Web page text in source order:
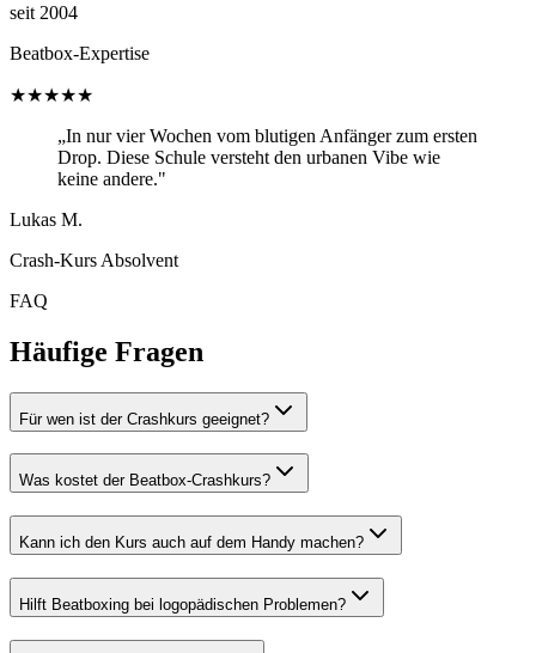
seit 2004
Beatbox-Expertise
★★★★★
„In nur vier Wochen vom blutigen Anfänger zum ersten
Drop. Diese Schule versteht den urbanen Vibe wie
keine andere."
Lukas M.
Crash-Kurs Absolvent
FAQ
Häufige Fragen
Für wen ist der Crashkurs geeignet?
Was kostet der Beatbox-Crashkurs?
Kann ich den Kurs auch auf dem Handy machen?
Hilft Beatboxing bei logopädischen Problemen?